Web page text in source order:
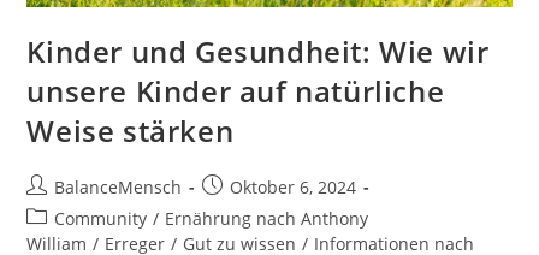
Kinder und Gesundheit: Wie wir
unsere Kinder auf natürliche
Weise stärken
BalanceMensch
Oktober 6, 2024
Community / Ernährung nach Anthony
William / Erreger / Gut zu wissen / Informationen nach